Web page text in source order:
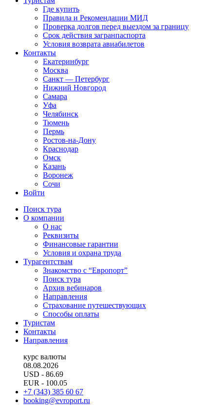
Где купить
Правила и Рекомендации МИД
Проверка долгов перед выездом за границу
Срок действия загранпаспорта
Условия возврата авиабилетов
Контакты
Екатеринбург
Москва
Санкт — Петербург
Нижний Новгород
Самара
Уфа
Челябинск
Тюмень
Пермь
Ростов-на-Дону
Краснодар
Омск
Казань
Воронеж
Сочи
Войти
Поиск тура
О компании
О нас
Реквизиты
Финансовые гарантии
Условия и охрана труда
Турагентствам
Знакомство с “Европорт”
Поиск тура
Архив вебинаров
Направления
Страхование путешествующих
Способы оплаты
Туристам
Контакты
Направления
курс валюты
08.08.2026
USD - 86.69
EUR - 100.05
+7 (343) 385 60 67
booking@evroport.ru